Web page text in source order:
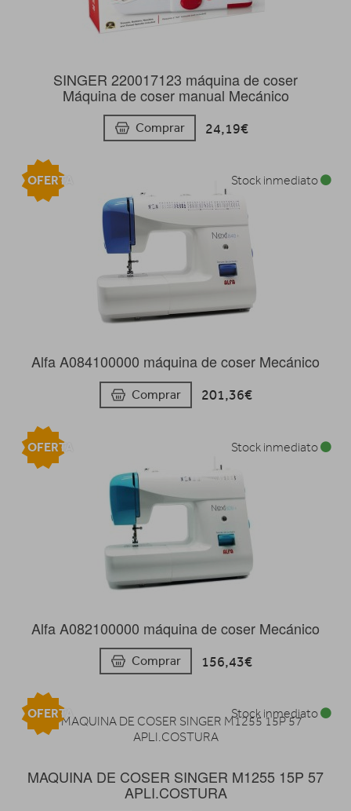
SINGER 220017123 máquina de coser
Máquina de coser manual Mecánico
Comprar 24,19€
Alfa A084100000 máquina de coser Mecánico
Comprar 201,36€
Stock inmediato
OFERTA
Alfa A082100000 máquina de coser Mecánico
Comprar 156,43€
Stock inmediato
OFERTA
MAQUINA DE COSER SINGER M1255 15P 57
APLI.COSTURA
Stock inmediato
OFERTA